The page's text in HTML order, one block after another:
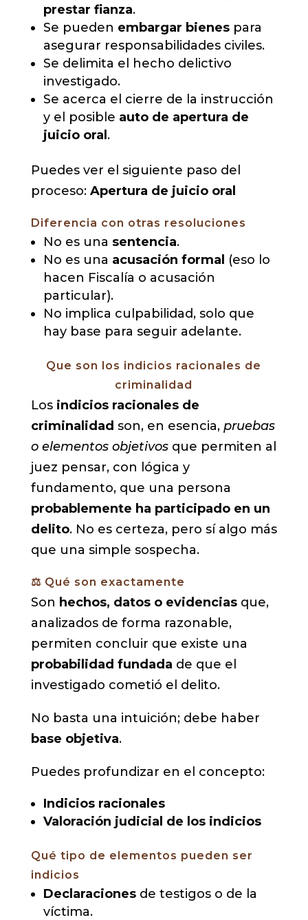
prestar fianza.
Se pueden embargar bienespara
asegurar responsabilidades civiles.
Se delimita el hecho delictivo
investigado.
Se acerca el cierre de la instrucción
y el posible auto de apertura de
juicio oral .
Puedes ver el siguiente paso del
proceso: Apertura de juicio oral
Diferencia con otras resoluciones
No es una sentencia.
No es una acusación formal (eso lo
hacen Fiscalía o acusación
particular).
No implica culpabilidad, solo que
hay base para seguir adelante.
Que son los indicios racionales de
criminalidad
Los indicios racionales de
criminalidad son, en esencia, pruebas
o elementos objetivosque permiten al
juez pensar, con lógica y
fundamento, que una persona
probablemente ha participado en un
delito. No es certeza, pero sí algo más
que una simple sospecha.
⚖️ Qué son exactamente
Son hechos, datos o evidenciasque,
analizados de forma razonable,
permiten concluir que existe una
probabilidad fundada de que el
investigado cometió el delito.
No basta una intuición; debe haber
base objetiva.
Puedes profundizar en el concepto:
Indicios racionales
Valoración judicial de los indicios
Qué tipo de elementos pueden ser
indicios
Declaracionesde testigos o de la
víctima.